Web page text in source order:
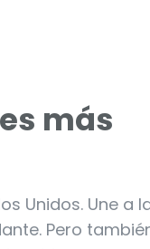
más
Unidos. Une a
Pero